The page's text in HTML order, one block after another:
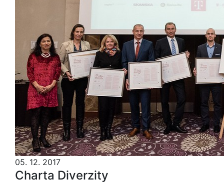
05. 12. 2017
Charta Diverzity